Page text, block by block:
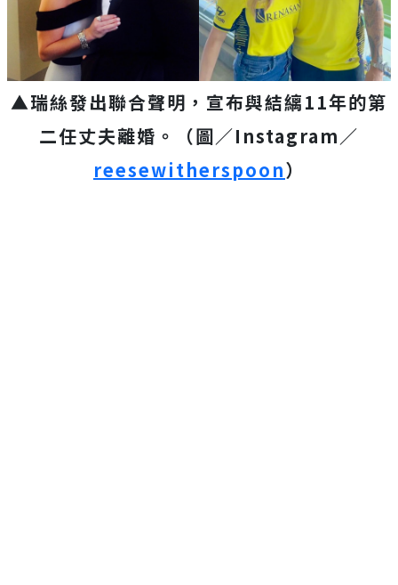
▲瑞絲發出聯合聲明，宣布與結縭11年的第
二任丈夫離婚。（圖／Instagram／
reesewitherspoon）